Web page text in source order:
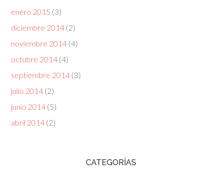
enero 2015 (3)
diciembre 2014 (2)
noviembre 2014 (4)
octubre 2014 (4)
septiembre 2014 (3)
julio 2014 (2)
junio 2014 (5)
abril 2014 (2)
CATEGORÍAS